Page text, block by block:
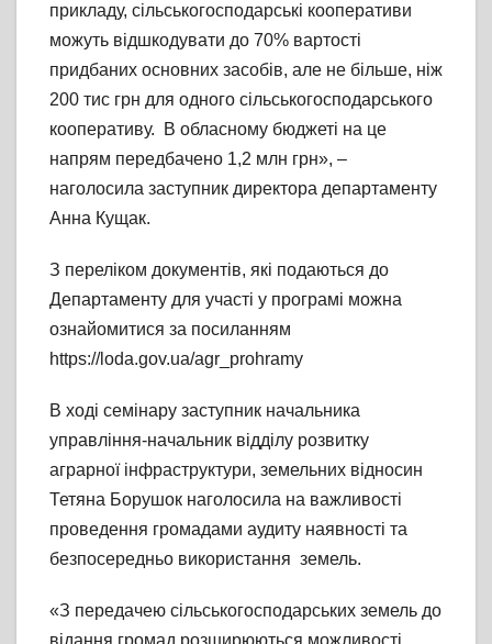
прикладу, сільськогосподарські кооперативи
можуть відшкодувати до 70% вартості
придбаних основних засобів, але не більше, ніж
200 тис грн для одного сільськогосподарського
кооперативу. В обласному бюджеті на це
напрям передбачено 1,2 млн грн», –
наголосила заступник директора департаменту
Анна Кущак.
З переліком документів, які подаються до
Департаменту для участі у програмі можна
ознайомитися за посиланням
https://loda.gov.ua/agr_prohramy
В ході семінару заступник начальника
управління-начальник відділу розвитку
аграрної інфраструктури, земельних відносин
Тетяна Борушок наголосила на важливості
проведення громадами аудиту наявності та
безпосередньо використання земель.
«З передачею сільськогосподарських земель до